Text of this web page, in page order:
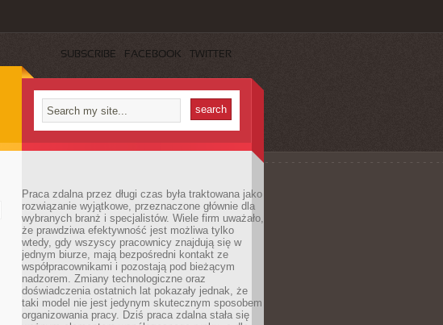
SUBSCRIBE FACEBOOK TWITTER
Praca zdalna przez długi czas była traktowana jako
rozwiązanie wyjątkowe, przeznaczone głównie dla
wybranych branż i specjalistów. Wiele firm uważało,
że prawdziwa efektywność jest możliwa tylko
wtedy, gdy wszyscy pracownicy znajdują się w
jednym biurze, mają bezpośredni kontakt ze
współpracownikami i pozostają pod bieżącym
nadzorem. Zmiany technologiczne oraz
doświadczenia ostatnich lat pokazały jednak, że
taki model nie jest jedynym skutecznym sposobem
organizowania pracy. Dziś praca zdalna stała się